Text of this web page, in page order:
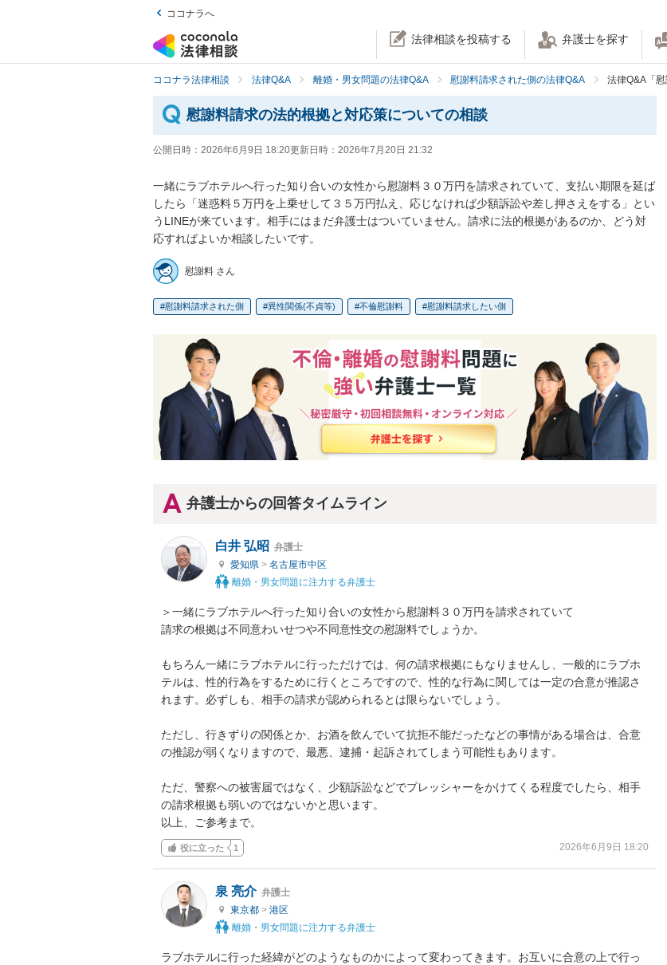
ココナラへ
法律相談を投稿する 弁護士を探す
ココナラ法律相談 法律Q&A 離婚・男女問題の法律Q&A 慰謝料請求された側の法律Q&A 法律Q&A「
慰謝料請求の法的根拠と対応策についての相談
公開日時： 2026年6月9日 18:20更新日時： 2026年7月20日 21:32
一緒にラブホテルへ行った知り合いの女性から慰謝料３０万円を請求されていて、支払い期限を延ば
したら「迷惑料５万円を上乗せして３５万円払え、応じなければ少額訴訟や差し押さえをする」とい
うLINEが来ています。相手にはまだ弁護士はついていません。請求に法的根拠があるのか、どう対
応すればよいか相談したいです。
慰謝料 さん
慰謝料請求された側 異性関係(不貞等) 不倫慰謝料 慰謝料請求したい側
弁護士からの回答タイムライン
白井 弘昭 弁護士
愛知県 > 名古屋市中区
離婚・男女問題に注力する弁護士
＞一緒にラブホテルへ行った知り合いの女性から慰謝料３０万円を請求されていて
請求の根拠は不同意わいせつや不同意性交の慰謝料でしょうか。
もちろん一緒にラブホテルに行っただけでは、何の請求根拠にもなりませんし、一般的にラブホ
テルは、性的行為をするために行くところですので、性的な行為に関しては一定の合意が推認さ
れます。必ずしも、相手の請求が認められるとは限らないでしょう。
ただし、行きずりの関係とか、お酒を飲んでいて抗拒不能だったなどの事情がある場合は、合意
の推認が弱くなりますので、最悪、逮捕・起訴されてしまう可能性もあります。
ただ、警察への被害届ではなく、少額訴訟などでプレッシャーをかけてくる程度でしたら、相手
の請求根拠も弱いのではないかと思います。
以上、ご参考まで。
役に立った 1 2026年6月9日 18:20
泉 亮介 弁護士
東京都 > 港区
離婚・男女問題に注力する弁護士
ラブホテルに行った経緯がどのようなものかによって変わってきます。お互いに合意の上で行っ